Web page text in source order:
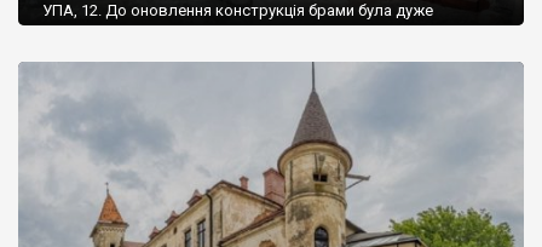
УПА, 12. До оновлення конструкція брами була дуже
заміною прогнилих частин коробки. “З нею було складно
працювати через матеріал – сосну. А через те, що прохід
дуже вузенький, були […]